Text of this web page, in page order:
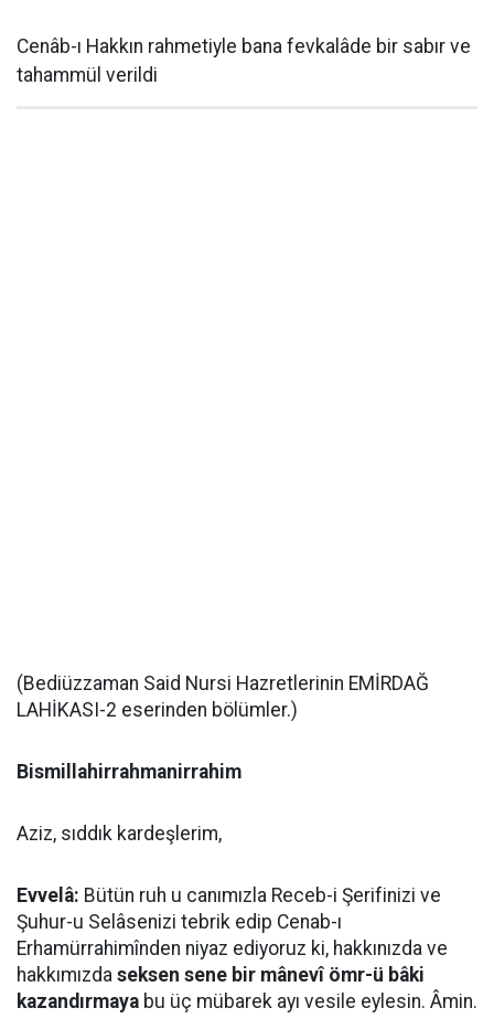
Cenâb-ı Hakkın rahmetiyle bana fevkalâde bir sabır ve
tahammül verildi
(Bediüzzaman Said Nursi Hazretlerinin EMİRDAĞ
LAHİKASI-2 eserinden bölümler.)
Bismillahirrahmanirrahim
Aziz, sıddık kardeşlerim,
Evvelâ: Bütün ruh u canımızla Receb-i Şerifinizi ve
Şuhur-u Selâsenizi tebrik edip Cenab-ı
Erhamürrahimînden niyaz ediyoruz ki, hakkınızda ve
hakkımızda seksen sene bir mânevî ömr-ü bâki
kazandırmaya bu üç mübarek ayı vesile eylesin. Âmin.